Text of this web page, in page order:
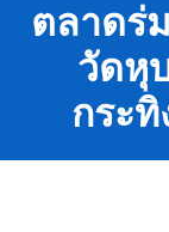
ตลาดร่
วัดหุ
กระทิ